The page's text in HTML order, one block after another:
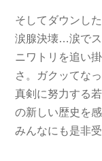
そしてダウンし
涙腺決壊…涙でス
ニワトリを追い
さ。ガクッてな
真剣に努力する
の新しい歴史を感
みんなにも是非